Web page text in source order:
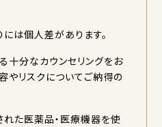
は個人差があります。
十分なカウンセリングをお
やリスクについてご納得の
た医薬品・医療機器を使